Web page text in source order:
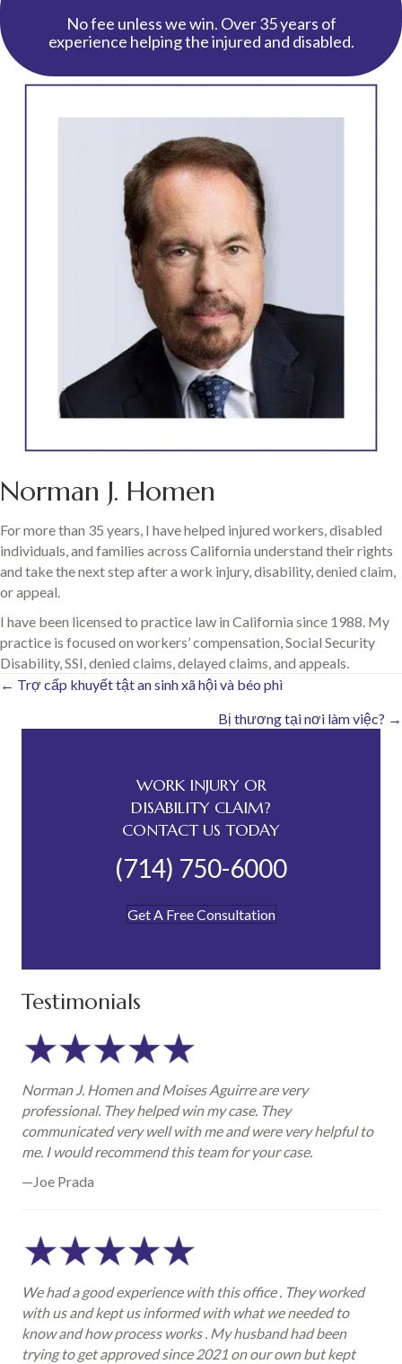
No fee unless we win. Over 35 years of
experience helping the injured and disabled.
Norman J. Homen
For more than 35 years, I have helped injured workers, disabled
individuals, and families across California understand their rights
and take the next step after a work injury, disability, denied claim,
or appeal.
I have been licensed to practice law in California since 1988. My
practice is focused on workers’ compensation, Social Security
Disability, SSI, denied claims, delayed claims, and appeals.
Posts
navigation
← Trợ cấp khuyết tật an sinh xã hội và béo phì
Bị thương tại nơi làm việc? →
WORK INJURY OR
DISABILITY CLAIM?
CONTACT US TODAY
(714) 750-6000
Get A Free Consultation
Testimonials
Norman J. Homen and Moises Aguirre are very
professional. They helped win my case. They
communicated very well with me and were very helpful to
me. I would recommend this team for your case.
—Joe Prada
We had a good experience with this office . They worked
with us and kept us informed with what we needed to
know and how process works . My husband had been
trying to get approved since 2021 on our own but kept